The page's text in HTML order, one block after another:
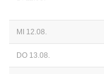
MI 12.08.
DO 13.08.